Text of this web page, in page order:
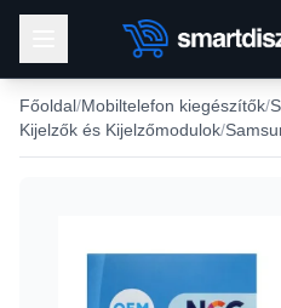
Főoldal Mobiltelefon kiegészítők
Kijelzők és Kijelzőmodulok